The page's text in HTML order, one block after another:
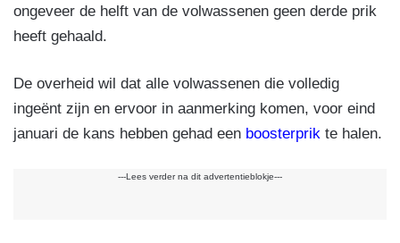
ongeveer de helft van de volwassenen geen derde prik
heeft gehaald.
De overheid wil dat alle volwassenen die volledig
ingeënt zijn en ervoor in aanmerking komen, voor eind
januari de kans hebben gehad een boosterprik te halen.
---Lees verder na dit advertentieblokje---